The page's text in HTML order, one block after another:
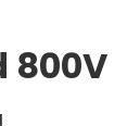
800V